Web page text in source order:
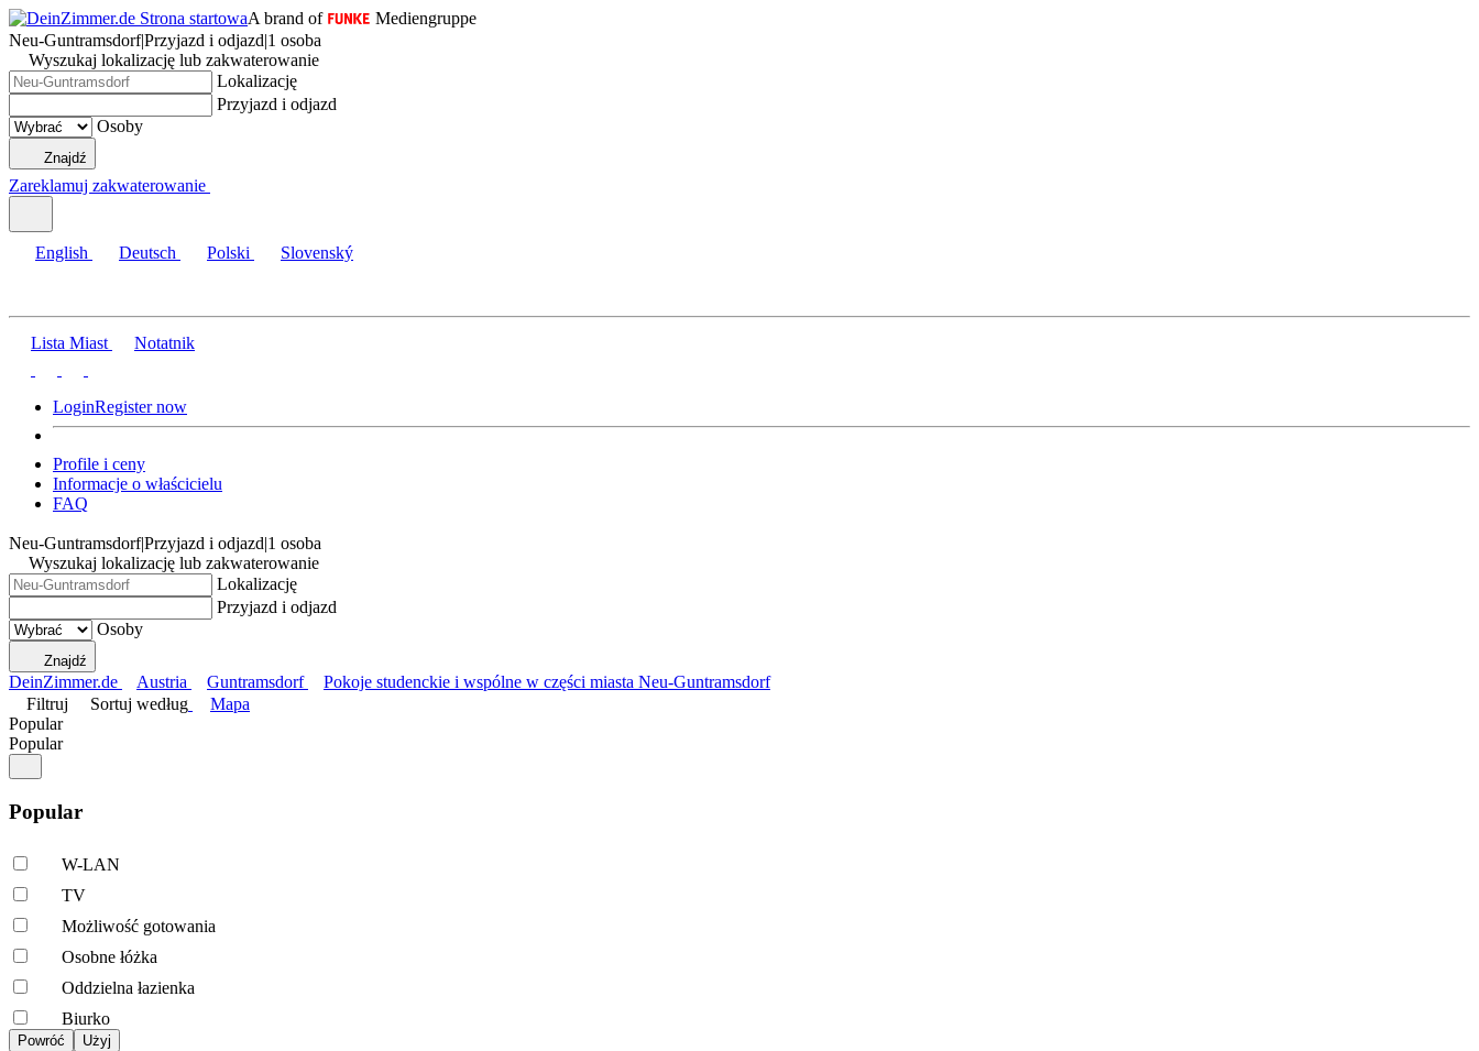
A brand of
Mediengruppe
Neu-Guntramsdorf|Przyjazd i odjazd|1 osoba
Wyszukaj lokalizację lub zakwaterowanie
Lokalizację
Przyjazd i odjazd
Osoby
Znajdź
Zareklamuj zakwaterowanie
English Deutsch Polski Slovenský
Lista Miast Notatnik
LoginRegister now
Profile i ceny
Informacje o właścicielu
FAQ
Neu-Guntramsdorf|Przyjazd i odjazd|1 osoba
Wyszukaj lokalizację lub zakwaterowanie
Lokalizację
Przyjazd i odjazd
Osoby
Znajdź
DeinZimmer.de Austria Guntramsdorf
Pokoje studenckie i wspólne w części miasta Neu-Guntramsdorf
Filtruj
Sortuj według
Mapa
Popular
Popular
Popular
W-LAN
TV
Możliwość gotowania
Osobne łóżka
Oddzielna łazienka
Biurko